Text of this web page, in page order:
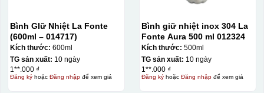
Bình GIữ Nhiệt La Fonte
(600ml – 014717)
Kích thước: 600ml
TG sản xuất: 10 ngày
1**.000 ₫
Đăng kýhoặc Đăng nhậpđể xem giá
Bình giữ nhiệt inox 304 La
Fonte Aura 500 ml 012324
Kích thước: 500ml
TG sản xuất: 10 ngày
1**.000 ₫
Đăng kýhoặc Đăng nhậpđể xem giá